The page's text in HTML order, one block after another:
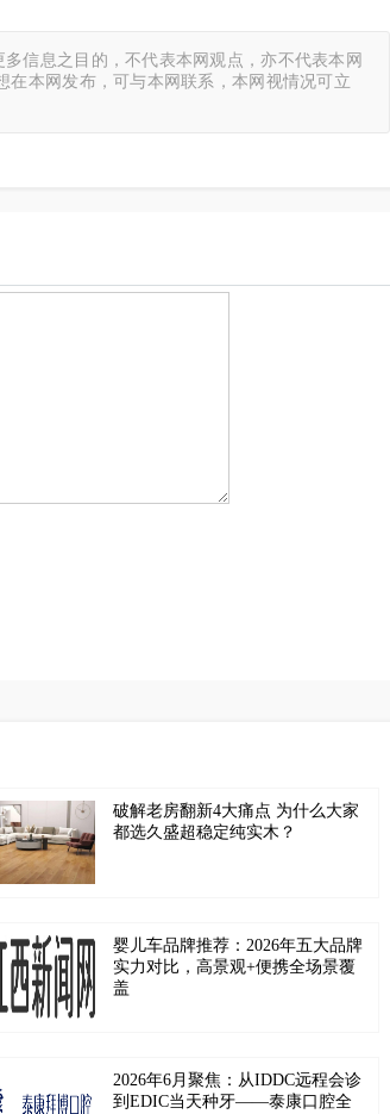
信息之目的，不代表本网观点，亦不代表本网
本网发布，可与本网联系，本网视情况可立
破解老房翻新4大痛点 为什么大家
都选久盛超稳定纯实木？
婴儿车品牌推荐：2026年五大品牌
实力对比，高景观+便携全场景覆
盖
2026年6月聚焦：从IDDC远程会诊
到EDIC当天种牙——泰康口腔全